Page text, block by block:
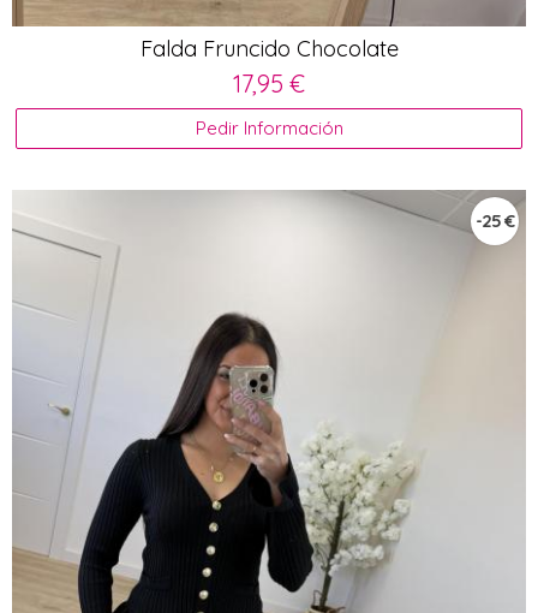
Falda Fruncido Chocolate
17,95 €
Pedir Información
-25 €